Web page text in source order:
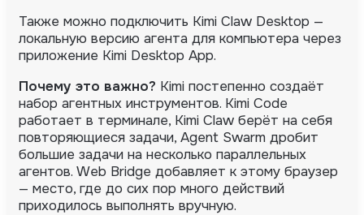
Также можно подключить Kimi Claw Desktop —
локальную версию агента для компьютера через
приложение Kimi Desktop App.
Почему это важно? Kimi постепенно создаёт
набор агентных инструментов. Kimi Code
работает в терминале, Kimi Claw берёт на себя
повторяющиеся задачи, Agent Swarm дробит
большие задачи на несколько параллельных
агентов. Web Bridge добавляет к этому браузер
— место, где до сих пор много действий
приходилось выполнять вручную.